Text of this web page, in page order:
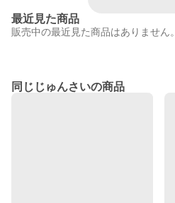
最近見た商品
販売中の最近見た商品はありません。
同じじゅんさいの商品